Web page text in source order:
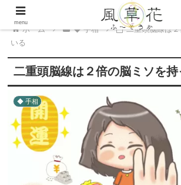
ホーム ◆ 手相
二重頭脳線は
いる
二重頭脳線は２倍の脳ミソを持
◆ 手相
menu